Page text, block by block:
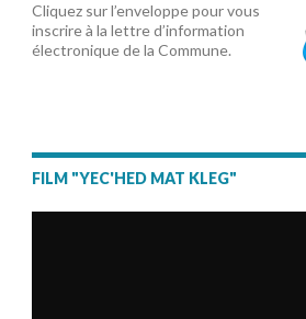
Cliquez sur l’enveloppe pour vous
inscrire à la lettre d’information
électronique de la Commune.
FILM "YEC'HED MAT KLEG"